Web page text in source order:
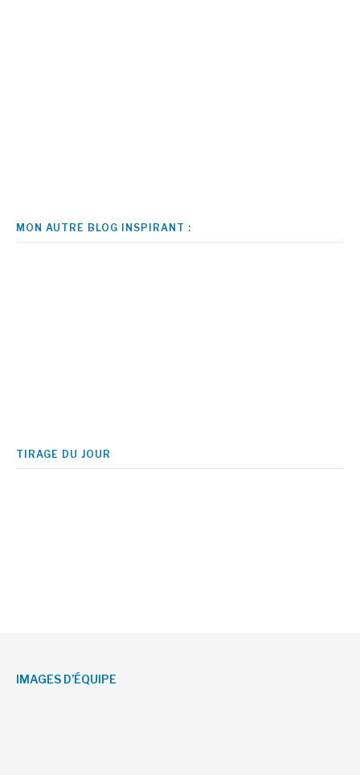
MON AUTRE BLOG INSPIRANT :
TIRAGE DU JOUR
IMAGES D’ÉQUIPE